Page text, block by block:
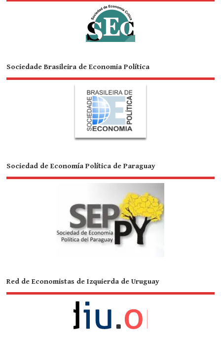
Sociedade Brasileira de Economia Política
Sociedad de Economía Política de Paraguay
Red de Economistas de Izquierda de Uruguay